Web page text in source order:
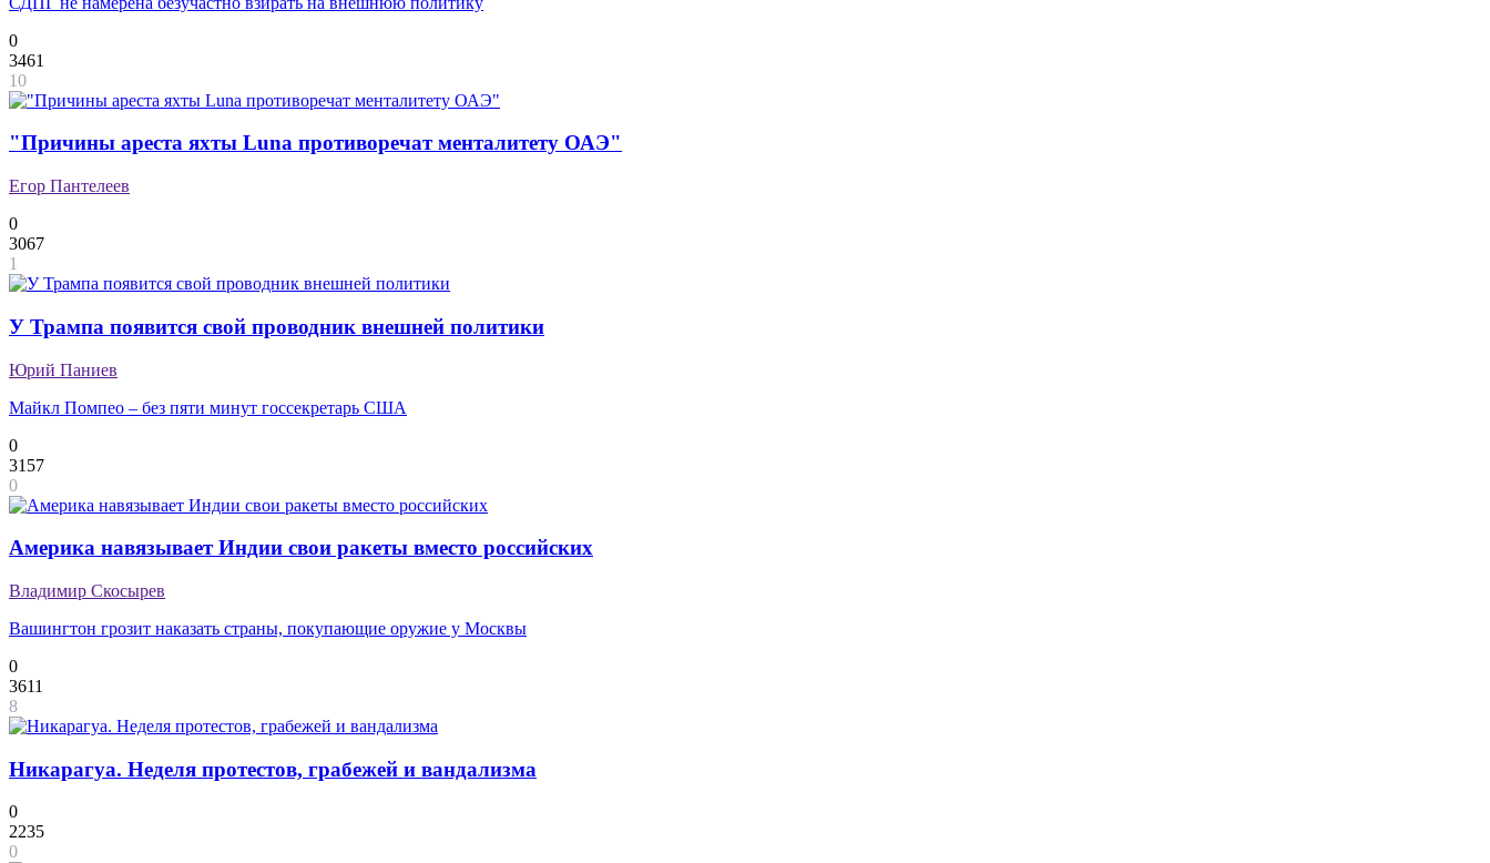
0
3461
10
"Причины ареста яхты Luna противоречат менталитету ОАЭ"
Егор Пантелеев
0
3067
1
У Трампа появится свой проводник внешней политики
Юрий Паниев
Майкл Помпео – без пяти минут госсекретарь США
0
3157
0
Америка навязывает Индии свои ракеты вместо российских
Владимир Скосырев
Вашингтон грозит наказать страны, покупающие оружие у Москвы
0
3611
8
Никарагуа. Неделя протестов, грабежей и вандализма
0
2235
0